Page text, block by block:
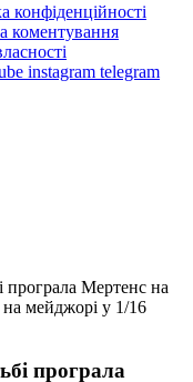
конфіденційності
коментування
instagram telegram
програла Мертенс на
мейджорі у 1/16
програла